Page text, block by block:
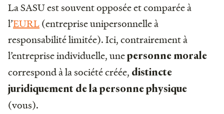
La SASU est souvent opposée et comparée à
l’EURL(entreprise unipersonnelle à
responsabilité limitée). Ici, contrairement à
l’entreprise individuelle, unepersonne morale
correspond à la société créée, distincte
juridiquement de la personne physique
(vous).